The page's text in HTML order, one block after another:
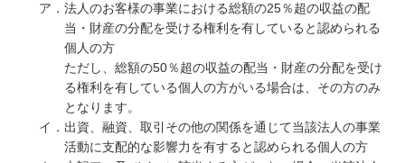
ア．法人のお客様の事業における総額の25％超の収益の配
当・財産の分配を受ける権利を有していると認められる
個人の方
ただし、総額の50％超の収益の配当・財産の分配を受け
る権利を有している個人の方がいる場合は、その方のみ
となります。
イ．出資、融資、取引その他の関係を通じて当該法人の事業
活動に支配的な影響力を有すると認められる個人の方